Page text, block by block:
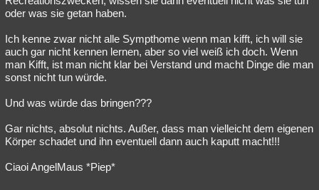
oder was sie getan haben.
Ich kenne zwar nicht alle Sympthome wenn man kifft, ich will sie
auch gar nicht kennen lernen, aber so viel weiß ich doch. Wenn
man Kifft, ist man nicht klar bei Verstand und macht Dinge die man
sonst nicht tun würde.
Und was würde das bringen???
Gar nichts, absolut nichts. Außer, dass man vielleicht dem eigenen
Körper schadet und ihn eventuell dann auch kaputt macht!!!
Ciaoi AngelMaus *Piep*